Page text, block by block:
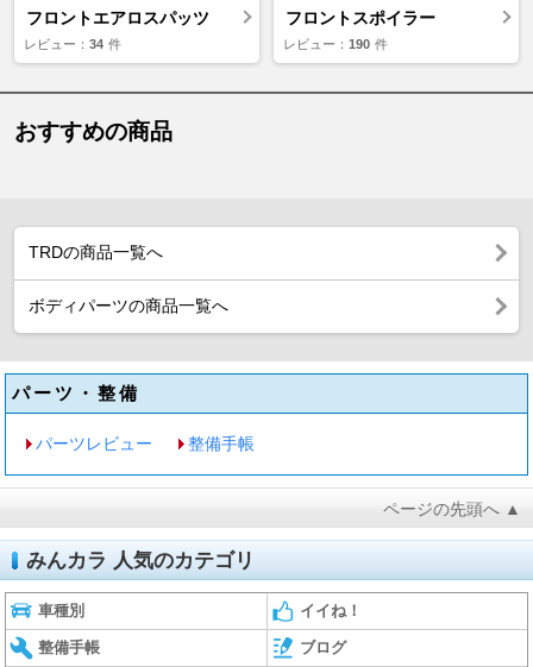
フロントエアロスパッツ
レビュー： 34 件
フロントスポイラー
レビュー： 190 件
おすすめの商品
TRDの商品一覧へ
ボディパーツの商品一覧へ
パーツ・整備
パーツレビュー 整備手帳
ページの先頭へ ▲
みんカラ 人気のカテゴリ
車種別 イイね！
整備手帳 ブログ